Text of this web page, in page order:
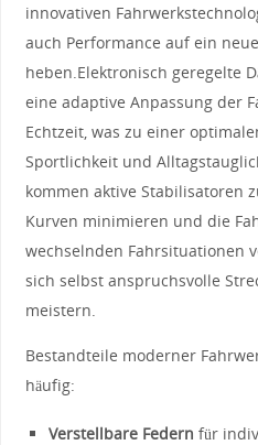
innovativen
auch Performance auf ein
heben.Elektronisch ⁣geregelte
eine adaptive Anpassung der
Echtzeit, was zu einer
Sportlichkeit und
kommen aktive Stabilisatoren
Kurven minimieren und die
wechselnden Fahrsituationen
sich selbst anspruchsvolle
meistern.
Bestandteile moderner
⁢häufig:
Verstellbare Federn für